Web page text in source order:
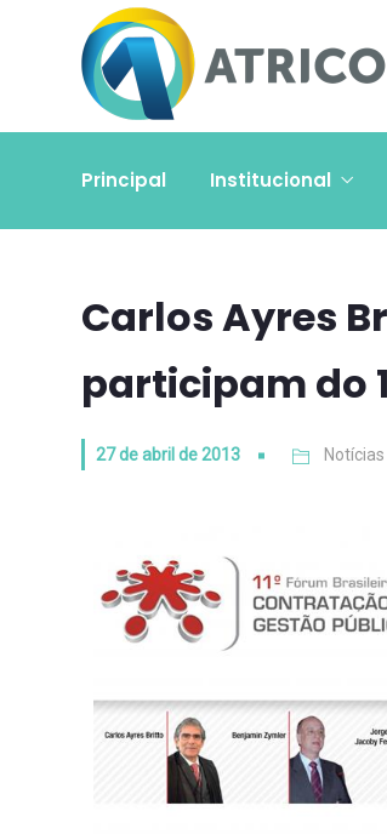
Principal Institucional
Carlos Ayres
participam do
27 de abril de 2013 Notícias